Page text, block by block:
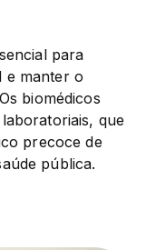
para
e manter o
biomédicos
que
precoce de
pública.